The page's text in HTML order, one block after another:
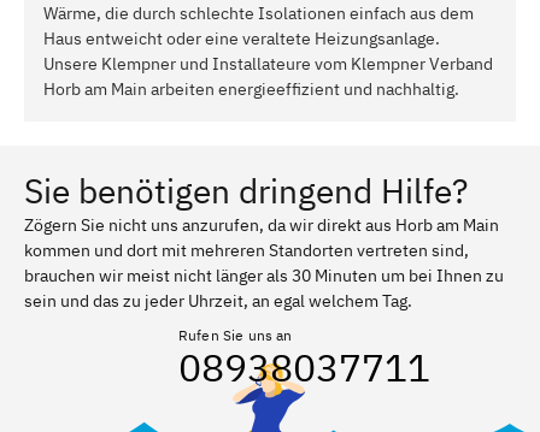
Wärme, die durch schlechte Isolationen einfach aus dem
Haus entweicht oder eine veraltete Heizungsanlage.
Unsere Klempner und Installateure vom Klempner Verband
Horb am Main arbeiten energieeffizient und nachhaltig.
Sie benötigen dringend Hilfe?
Zögern Sie nicht uns anzurufen, da wir direkt aus Horb am Main
kommen und dort mit mehreren Standorten vertreten sind,
brauchen wir meist nicht länger als 30 Minuten um bei Ihnen zu
sein und das zu jeder Uhrzeit, an egal welchem Tag.
Rufen Sie uns an
08938037711